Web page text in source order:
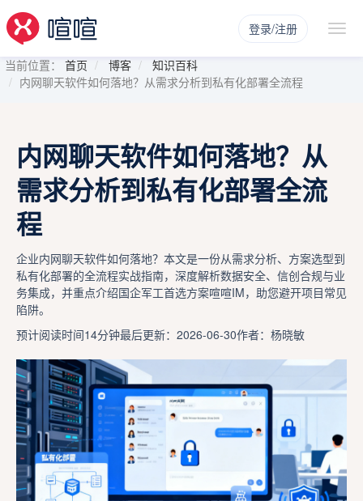
登录/注册
当前位置： 首页 博客
知识百科
内网聊天软件如何落地？从需求分析到私有化部署全流程
内网聊天软件如何落地？从
需求分析到私有化部署全流
程
企业内网聊天软件如何落地？本文是一份从需求分析、方案选型到
私有化部署的全流程实战指南，深度解析数据安全、信创合规与业
务集成，并重点介绍国企军工首选方案喧喧IM，助您避开项目常见
陷阱。
预计阅读时间14分钟最后更新：2026-06-30作者：杨晓敏